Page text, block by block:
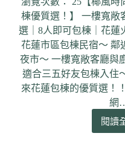
棟優質選！】 一樓寬敞
選｜8人即可包棟｜花蓮
花蓮市區包棟民宿～ 鄰
夜市～ 一樓寬敞客廳與
適合三五好友包棟入住
來花蓮包棟的優質選！
網
閱讀